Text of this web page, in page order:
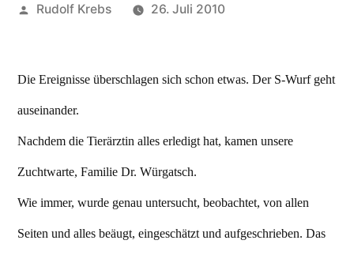
Veröffentlicht
Rudolf Krebs 26. Juli 2010
Die Ereignisse überschlagen sich schon etwas. Der S-Wurf geht
auseinander.
Nachdem die Tierärztin alles erledigt hat, kamen unsere
Zuchtwarte, Familie Dr. Würgatsch.
Wie immer, wurde genau untersucht, beobachtet, von allen
Seiten und alles beäugt, eingeschätzt und aufgeschrieben. Das